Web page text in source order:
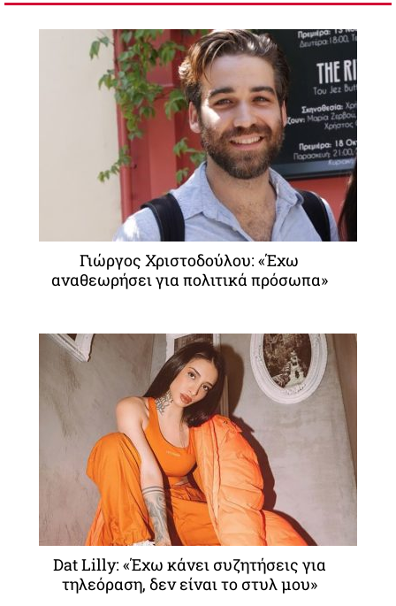
Γιώργος Χριστοδούλου: «Έχω
αναθεωρήσει για πολιτικά πρόσωπα»
Dat Lilly: «Έχω κάνει συζητήσεις για
τηλεόραση, δεν είναι το στυλ μου»